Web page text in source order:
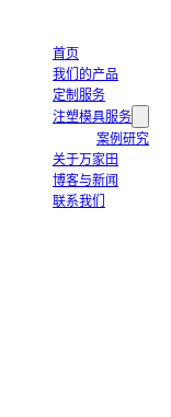
首页
我们的产品
定制服务
注塑模具服务
案例研究
关于万家田
博客与新闻
联系我们